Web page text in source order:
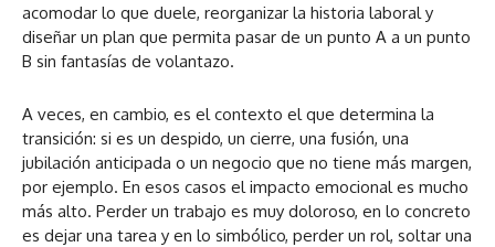
acomodar lo que duele, reorganizar la historia laboral y
diseñar un plan que permita pasar de un punto A a un punto
B sin fantasías de volantazo.
A veces, en cambio, es el contexto el que determina la
transición: si es un despido, un cierre, una fusión, una
jubilación anticipada o un negocio que no tiene más margen,
por ejemplo. En esos casos el impacto emocional es mucho
más alto. Perder un trabajo es muy doloroso, en lo concreto
es dejar una tarea y en lo simbólico, perder un rol, soltar una